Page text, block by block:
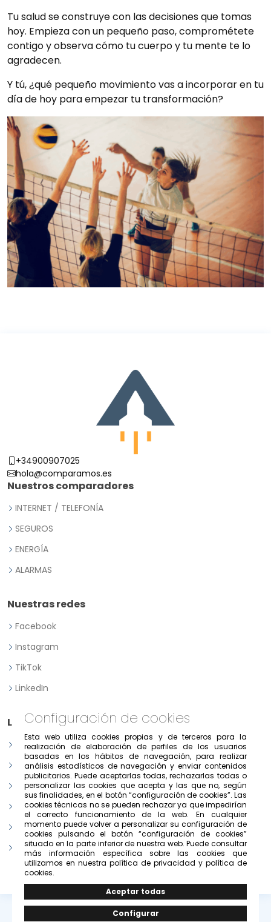
Tu salud se construye con las decisiones que tomas
hoy. Empieza con un pequeño paso, comprométete
contigo y observa cómo tu cuerpo y tu mente te lo
agradecen.
Y tú, ¿qué pequeño movimiento vas a incorporar en tu
día de hoy para empezar tu transformación?
+34900907025
hola@comparamos.es
Nuestros comparadores
INTERNET / TELEFONÍA
SEGUROS
ENERGÍA
ALARMAS
Nuestras redes
Facebook
Instagram
TikTok
LinkedIn
Legal
Aviso legal
Política de Privacidad
Política de consentimiento previo, expreso e informado
Condiciones de uso del portal
Política de cookies
Configurar cookies
© Copyright 2026 -Grupo Solivesa
Configuración de cookies
Esta web utiliza cookies propias y de terceros para la
realización de elaboración de perfiles de los usuarios
basadas en los hábitos de navegación, para realizar
análisis estadísticos de navegación y enviar contenidos
publicitarios. Puede aceptarlas todas, rechazarlas todas o
personalizar las cookies que acepta y las que no, según
sus finalidades, en el botón “configuración de cookies”. Las
cookies técnicas no se pueden rechazar ya que impedirían
el correcto funcionamiento de la web. En cualquier
momento puede volver a personalizar su configuración de
cookies pulsando el botón “configuración de cookies”
situado en la parte inferior de nuestra web. Puede consultar
más información específica sobre las cookies que
utilizamos en nuestra política de privacidad y política de
cookies.